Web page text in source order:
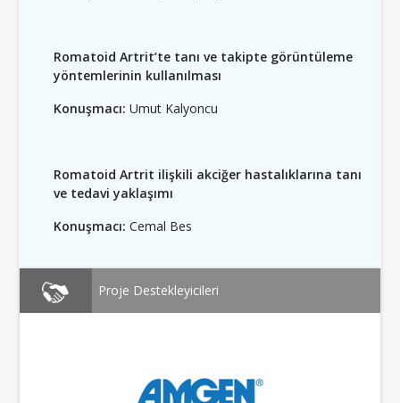
Romatoid Artrit’te tanı ve takipte görüntüleme
yöntemlerinin kullanılması
Konuşmacı: Umut Kalyoncu
Romatoid Artrit ilişkili akciğer hastalıklarına tanı
ve tedavi yaklaşımı
Konuşmacı: Cemal Bes
Proje Destekleyicileri